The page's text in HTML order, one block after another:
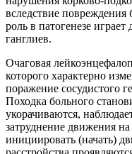
вследствие
роль в патогенезе
ганглиев.
Очаговая
которого характерно
поражение сосудистого
Походка больного
укорачиваются,
затруднение движения
инициировать (начать)